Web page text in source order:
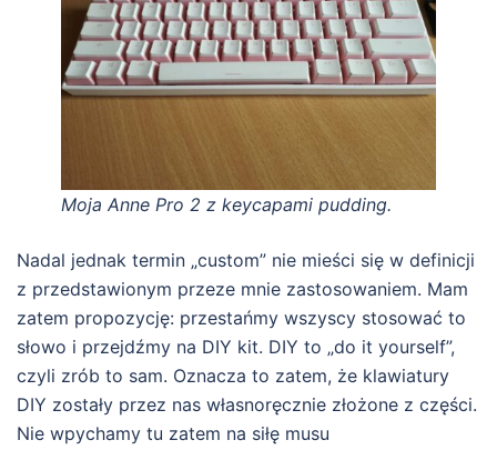
Moja Anne Pro 2 z keycapami pudding.
Nadal jednak termin „custom” nie mieści się w definicji
z przedstawionym przeze mnie zastosowaniem. Mam
zatem propozycję: przestańmy wszyscy stosować to
słowo i przejdźmy na DIY kit. DIY to „do it yourself”,
czyli zrób to sam. Oznacza to zatem, że klawiatury
DIY zostały przez nas własnoręcznie złożone z części.
Nie wpychamy tu zatem na siłę musu